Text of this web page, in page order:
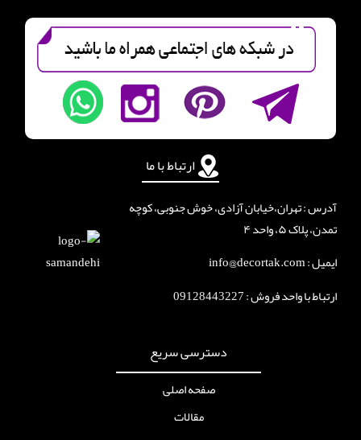
دسترسی سریع
صفحه اصلی
مقالات
ارتباط با ما
آدرس : تهران،خیابان آزادی، خوش جنوبی، کوچه
تمدن، پلاک ۵، واحد ۴
ایمیل : info@decortak.com
ارتباط با واحد فروش :09128443227